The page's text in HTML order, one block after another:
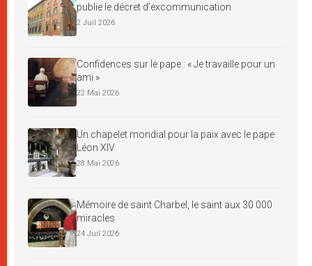
publie le décret d’excommunication
2 Juil 2026
Confidences sur le pape : « Je travaille pour un
ami »
22 Mai 2026
Un chapelet mondial pour la paix avec le pape
Léon XIV
28 Mai 2026
Mémoire de saint Charbel, le saint aux 30 000
miracles
24 Juil 2026